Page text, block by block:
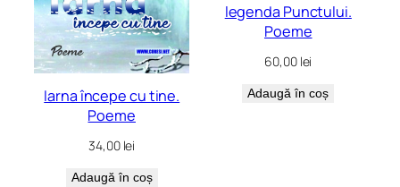
Iarna începe cu tine.
Poeme
34,00 lei
Adaugă în coș
legenda Punctului.
Poeme
60,00 lei
Adaugă în coș